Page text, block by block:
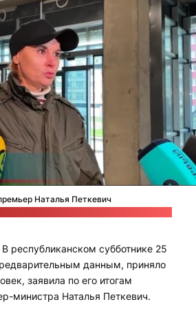
Наталья Петкевич
В республиканском субботнике 25
данным, приняло
заявила по его итогам
министра Наталья Петкевич.